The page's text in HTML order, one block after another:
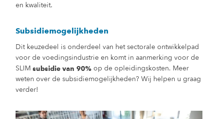
en kwaliteit.
Subsidiemogelijkheden
Dit keuzedeel is onderdeel van het sectorale ontwikkelpad
voor de voedingsindustrie en komt in aanmerking voor de
SLIM subsidie van 90% op de opleidingskosten. Meer
weten over de subsidiemogelijkheden? Wij helpen u graag
verder!